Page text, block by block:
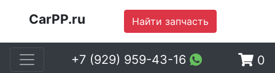
CarPP.ru Найти запчасть
+7 (929) 959-43-16 0